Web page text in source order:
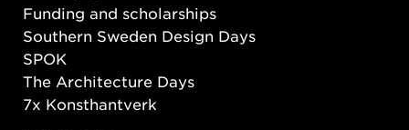
Funding and scholarships
Southern Sweden Design Days
SPOK
The Architecture Days
7x Konsthantverk